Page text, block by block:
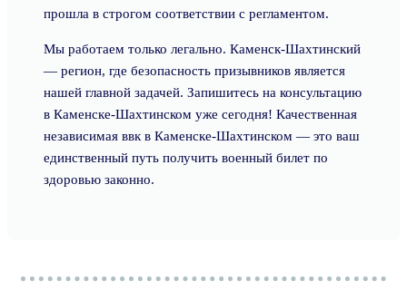
прошла в строгом соответствии с регламентом.
Мы работаем только легально. Каменск-Шахтинский
— регион, где безопасность призывников является
нашей главной задачей. Запишитесь на консультацию
в Каменске-Шахтинском уже сегодня! Качественная
независимая ввк в Каменске-Шахтинском — это ваш
единственный путь получить военный билет по
здоровью законно.